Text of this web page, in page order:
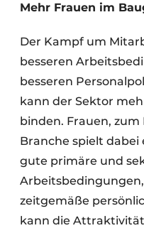
Mehr Frauen im
Der Kampf um
besseren
besseren
kann der Sektor
binden. Frauen, zum
Branche spielt dabei
gute primäre und
zeitgemäße
kann die